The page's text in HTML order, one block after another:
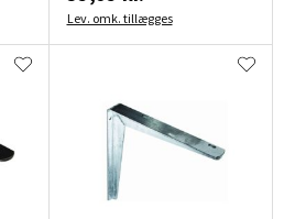
Lev. omk. tillægges